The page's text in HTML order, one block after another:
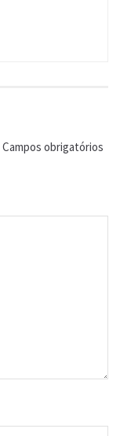
Campos obrigatórios